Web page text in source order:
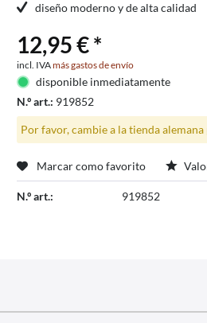
diseño moderno y de alta calidad
12,95 € *
incl. IVAmás gastos de envío
disponible inmediatamente
N.º art.: 919852
Por favor, cambie a la tienda
Marcar como favorito
N.º art.: 919852